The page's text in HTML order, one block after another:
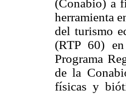
(Conabio) a
herramienta
del turismo
(RTP 60)
Programa
de la
físicas y